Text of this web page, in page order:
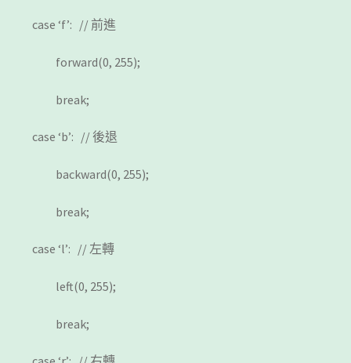
case ‘f’: // 前進
forward(0, 255);
break;
case ‘b’: // 後退
backward(0, 255);
break;
case ‘l’: // 左轉
left(0, 255);
break;